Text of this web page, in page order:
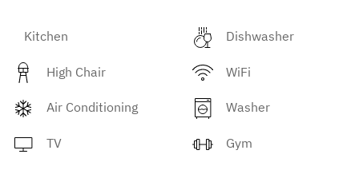
Kitchen Dishwasher
High Chair WiFi
Air Conditioning Washer
TV Gym